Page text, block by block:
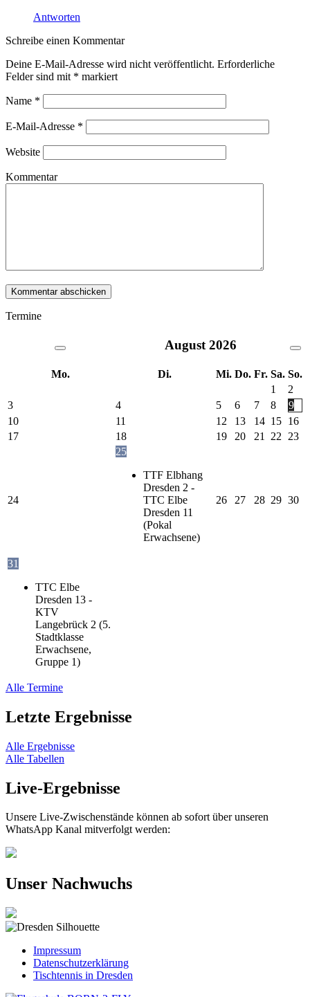
Antworten
Schreibe einen Kommentar
Deine E-Mail-Adresse wird nicht veröffentlicht. Erforderliche
Felder sind mit * markiert
Name *
E-Mail-Adresse *
Website
Kommentar
Termine
August 2026
Mo. Di. Mi. Do. Fr. Sa. So.
1
2
3
4 5 6 7 8
9
10
11 12 13 14 15 16
17
18 19 20 21 22 23
24
25
TTF Elbhang
Dresden 2 -
TTC Elbe
Dresden 11
(Pokal
Erwachsene)
26 27 28 29 30
31
TTC Elbe
Dresden 13 -
KTV
Langebrück 2 (5.
Stadtklasse
Erwachsene,
Gruppe 1)
Alle Termine
Letzte Ergebnisse
Alle Ergebnisse
Alle Tabellen
Live-Ergebnisse
Unsere Live-Zwischenstände können ab sofort über unseren
WhatsApp Kanal mitverfolgt werden:
Unser Nachwuchs
Impressum
Datenschutzerklärung
Tischtennis in Dresden